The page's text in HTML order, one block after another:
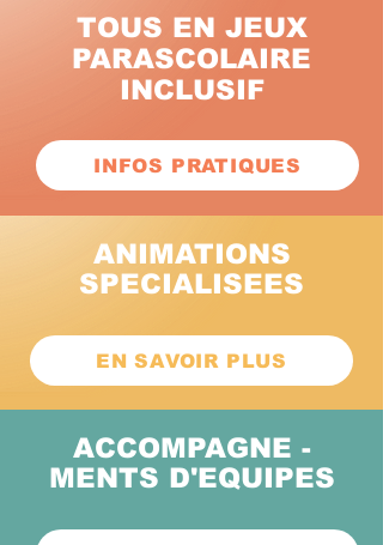
TOUS EN JEUX
PARASCOLAIRE
INCLUSIF
INFOS PRATIQUES
ANIMATIONS
SPECIALISEES
EN SAVOIR PLUS
ACCOMPAGNE -
MENTS D'EQUIPES